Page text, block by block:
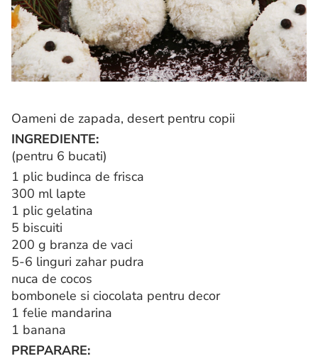
Oameni de zapada, desert pentru copii
INGREDIENTE:
(pentru 6 bucati)
1 plic budinca de frisca
300 ml lapte
1 plic gelatina
5 biscuiti
200 g branza de vaci
5-6 linguri zahar pudra
nuca de cocos
bombonele si ciocolata pentru decor
1 felie mandarina
1 banana
PREPARARE: